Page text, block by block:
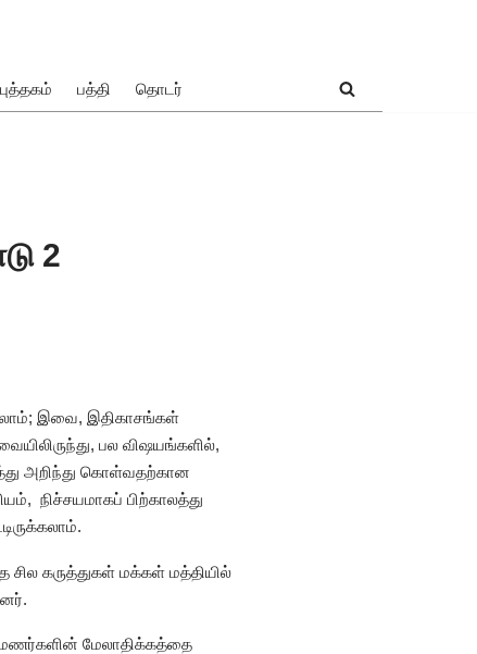
புத்தகம் பத்தி தொடர்
2
இவை, இதிகாசங்கள்
பல விஷயங்களில்,
அறிந்து கொள்வதற்கான
நிச்சயமாகப் பிற்காலத்து
கருத்துகள் மக்கள் மத்தியில்
மேலாதிக்கத்தை